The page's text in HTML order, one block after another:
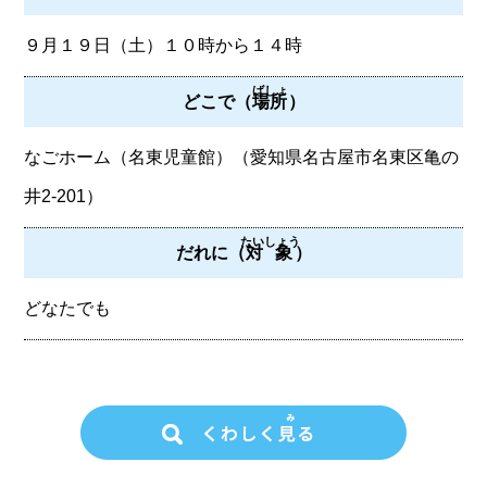
９月１９日（土）１０時から１４時
どこで（場所
ばしょ
）
なごホーム（名東児童館）（愛知県名古屋市名東区亀の
井2-201）
だれに（対象
たいしょう
）
どなたでも